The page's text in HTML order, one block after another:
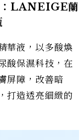
：LANEIGE蘭
華液，以多酸煥
酸保濕科技，在
屏障，改善暗
打造透亮細緻的